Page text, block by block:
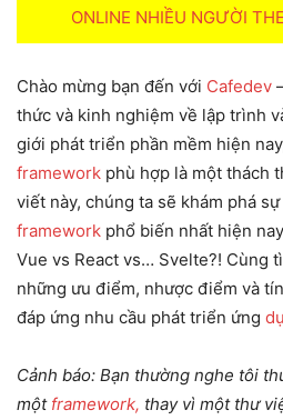
ONLINE NHIỀU NGƯỜI
Chào mừng bạn đến với Cafedev
thức và kinh nghiệm về lập trình
giới phát triển phần mềm hiện
framework phù hợp là một thách
viết này, chúng ta sẽ khám phá
framework phổ biến nhất hiện
Vue vs React vs… Svelte?! Cùng
những ưu điểm, nhược điểm và
đáp ứng nhu cầu phát triển ứng
Cảnh báo: Bạn thường nghe tôi
mộtframework, thay vì một thư